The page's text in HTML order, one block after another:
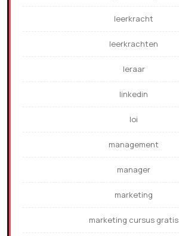
leerkracht
leerkrachten
leraar
linkedin
loi
management
manager
marketing
marketing cursus gratis